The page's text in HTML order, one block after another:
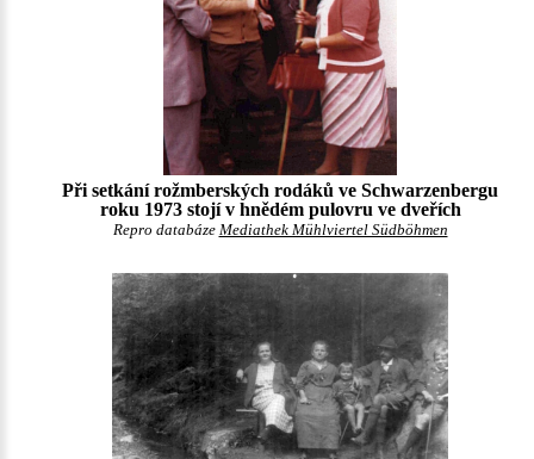
Při setkání rožmberských rodáků ve Schwarzenbergu
roku 1973 stojí v hnědém pulovru ve dveřích
Repro databáze Mediathek Mühlviertel Südböhmen